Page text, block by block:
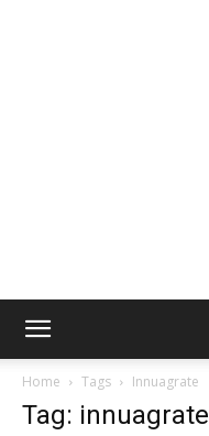
Home Tags Innuagrate
Tag: innuagrate